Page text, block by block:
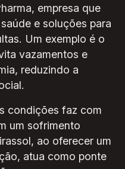
empresa que
e soluções para
Um exemplo é o
vazamentos e
reduzindo a
condições faz com
um sofrimento
ao oferecer um
atua como ponte